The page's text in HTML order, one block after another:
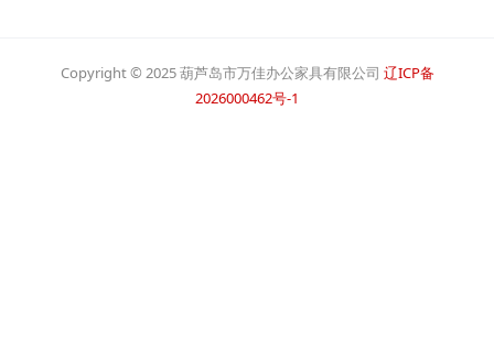
Copyright © 2025 葫芦岛市万佳办公家具有限公司 辽ICP备
2026000462号-1